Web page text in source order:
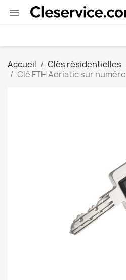

Accueil Clés résidentielles
Clé FTH Adriatic sur numéro